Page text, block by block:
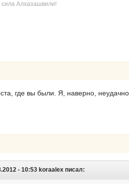
Алхазашвили!
где вы были. Я, наверно, неудачно
- 10:53 koraalex писал: